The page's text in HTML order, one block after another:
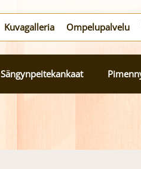
Kuvagalleria Ompelupalvelu
Sängynpeitekankaat